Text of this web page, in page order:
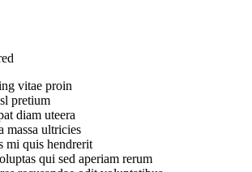
vitae proin
pretium
diam uteera
massa ultricies
mi quis hendrerit
qui sed aperiam rerum